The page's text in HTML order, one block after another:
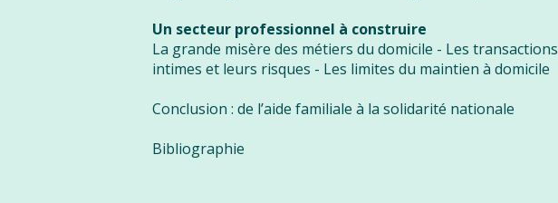
Un secteur professionnel à construire
La grande misère des métiers du domicile - Les transactions
intimes et leurs risques - Les limites du maintien à domicile
Conclusion : de l’aide familiale à la solidarité nationale
Bibliographie